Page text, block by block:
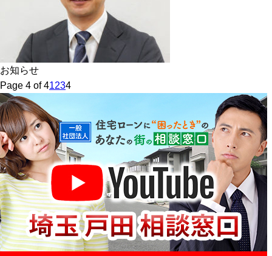
お知らせ
Page 4 of 41234